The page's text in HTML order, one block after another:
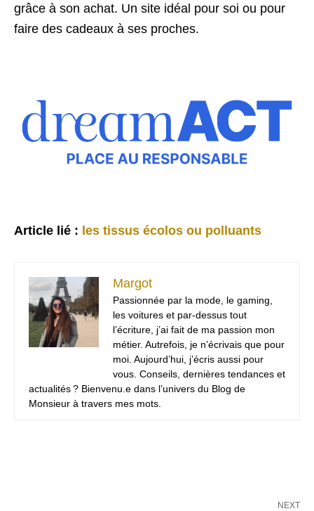
grâce à son achat. Un site idéal pour soi ou pour
faire des cadeaux à ses proches.
Article lié : les tissus écolos ou polluants
Margot
Passionnée par la mode, le gaming,
les voitures et par-dessus tout
l’écriture, j’ai fait de ma passion mon
métier. Autrefois, je n’écrivais que pour
moi. Aujourd’hui, j’écris aussi pour
vous. Conseils, dernières tendances et
actualités ? Bienvenu.e dans l’univers du Blog de
Monsieur à travers mes mots.
NEXT